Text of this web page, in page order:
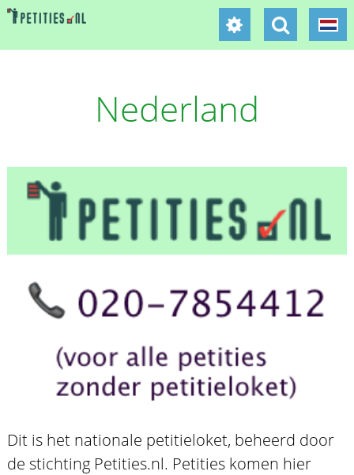
Nederland
Dit is het nationale petitieloket, beheerd door
de stichting Petities.nl. Petities komen hier